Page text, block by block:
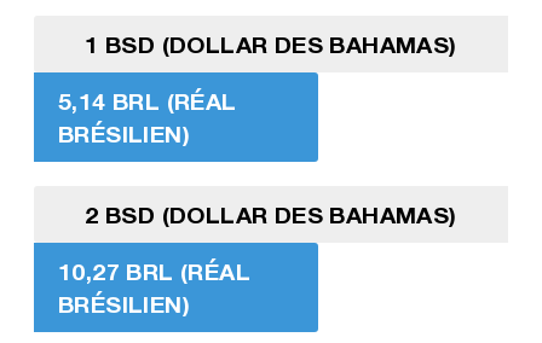
1 BSD (DOLLAR DES BAHAMAS)
5,14 BRL (RÉAL
BRÉSILIEN)
2 BSD (DOLLAR DES BAHAMAS)
10,27 BRL (RÉAL
BRÉSILIEN)